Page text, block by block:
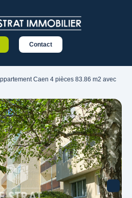
Contact
Caen 4 pièces 83.86 m2 avec